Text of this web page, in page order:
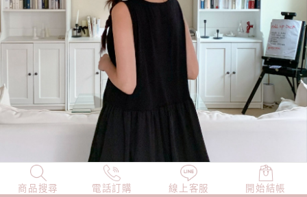
商品搜尋 電話訂購 線上客服 開始結帳
NEW 店長精選 TOP100 小編穿搭